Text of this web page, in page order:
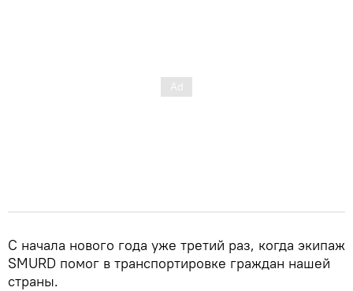
С начала нового года уже третий раз, когда экипаж
SMURD помог в транспортировке граждан нашей
страны.